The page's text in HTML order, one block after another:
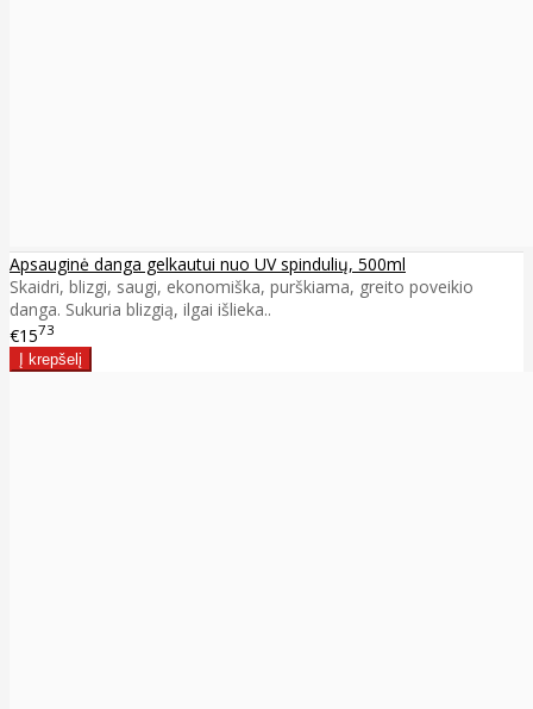
Apsauginė danga gelkautui nuo UV spindulių, 500ml
Skaidri, blizgi, saugi, ekonomiška, purškiama, greito poveikio
danga. Sukuria blizgią, ilgai išlieka..
€1573